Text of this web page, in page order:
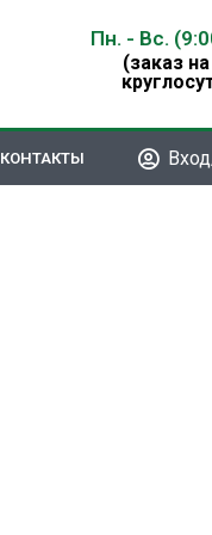
Пн. - Вс.
(заказ
КОНТАКТЫ